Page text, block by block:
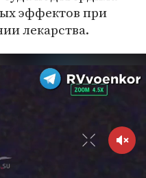
эффектов при
лекарства.